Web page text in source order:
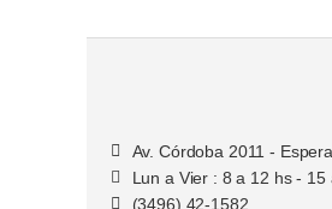
Av. Córdoba 2011 -
Lun a Vier : 8 a 12 hs - 15
(3496) 42-1582